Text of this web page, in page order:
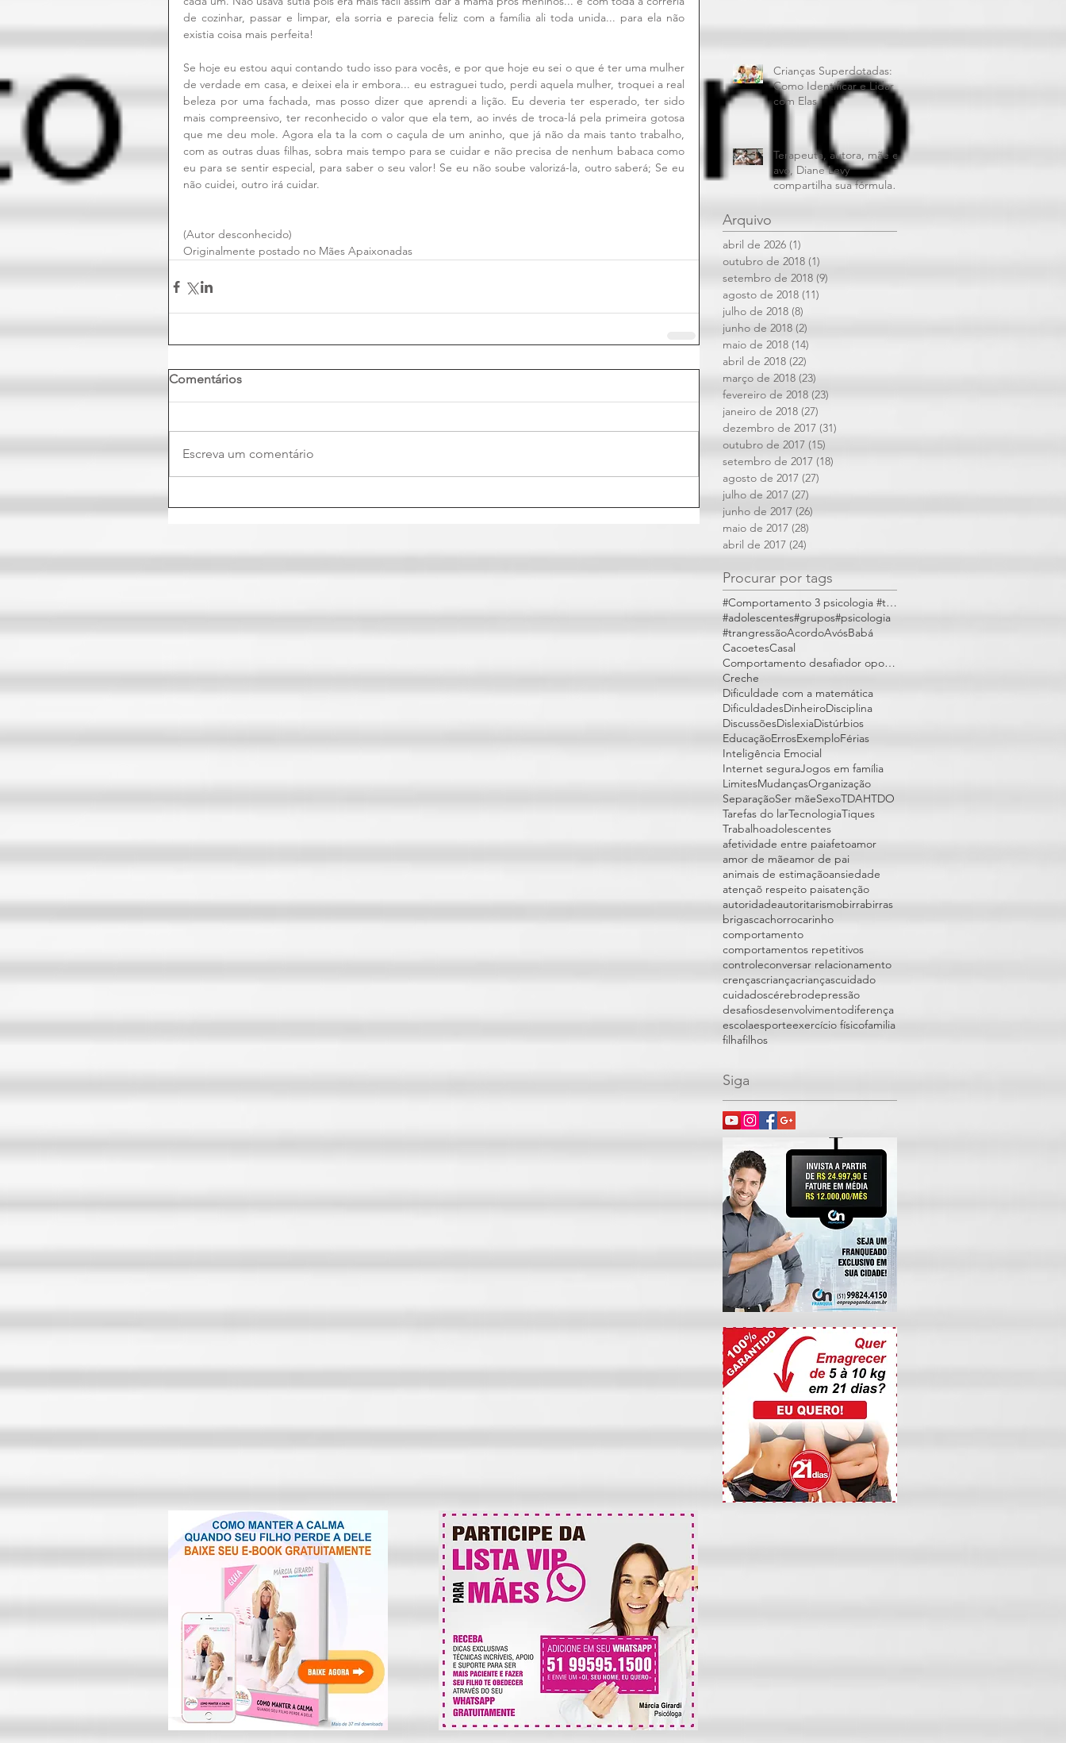
de cozinhar, passar e limpar, ela sorria e parecia feliz com a família ali toda unida... para ela não
existia coisa mais perfeita!
Se hoje eu estou aqui contando tudo isso para vocês, e por que hoje eu sei o que é ter uma mulher
de verdade em casa, e deixei ela ir embora... eu estraguei tudo, perdi aquela mulher, troquei a real
beleza por uma fachada, mas posso dizer que aprendi a lição. Eu deveria ter esperado, ter sido
mais compreensivo, ter reconhecido o valor que ela tem, ao invés de troca-lá pela primeira gotosa
que me deu mole. Agora ela ta la com o caçula de um aninho, que já não da mais tanto trabalho,
com as outras duas filhas, sobra mais tempo para se cuidar e não precisa de nenhum babaca como
eu para se sentir especial, para saber o seu valor! Se eu não soube valorizá-la, outro saberá; Se eu
não cuidei, outro irá cuidar.
(Autor desconhecido)
Originalmente postado no Mães Apaixonadas
Comentários
Escreva um comentário
Crianças Superdotadas:
Como Identificar e Lidar
com Elas
Terapeuta, autora, mãe e
avó, Diane Levy
compartilha sua fórmula
Arquivo
abril de 2026 (1)
outubro de 2018 (1)
setembro de 2018 (9)
agosto de 2018 (11)
julho de 2018 (8)
junho de 2018 (2)
maio de 2018 (14)
abril de 2018 (22)
março de 2018 (23)
fevereiro de 2018 (23)
janeiro de 2018 (27)
dezembro de 2017 (31)
outubro de 2017 (15)
setembro de 2017 (18)
agosto de 2017 (27)
julho de 2017 (27)
junho de 2017 (26)
maio de 2017 (28)
abril de 2017 (24)
Procurar por tags
#Comportamento 3 psicologia #trangressões
#adolescentes#grupos#psicologia
#trangressãoAcordoAvósBabá
CacoetesCasal
Comportamento desafiador opositivo
Creche
Dificuldade com a matemática
DificuldadesDinheiroDisciplina
DiscussõesDislexiaDistúrbios
EducaçãoErrosExemploFérias
Inteligência Emocial
Internet seguraJogos em família
LimitesMudançasOrganização
SeparaçãoSer mãeSexoTDAHTDO
Tarefas do larTecnologiaTiques
Trabalhoadolescentes
afetividade entre paiafetoamor
amor de mãeamor de pai
animais de estimaçãoansiedade
atençaõ respeito paisatenção
autoridadeautoritarismobirrabirras
brigascachorrocarinho
comportamento
comportamentos repetitivos
controleconversar relacionamento
crençascriançacriançascuidado
cuidadoscérebrodepressão
desafiosdesenvolvimentodiferença
escolaesporteexercício físicofamilia
filhafilhos
Siga